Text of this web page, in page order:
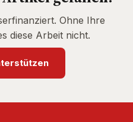
Ohne Ihre
diese Arbeit nicht.